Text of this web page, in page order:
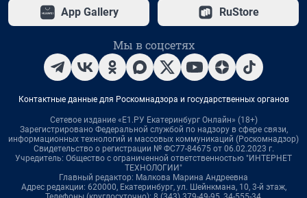
App Gallery RuStore
Мы в соцсетях
Контактные данные для Роскомнадзора и государственных органов
Сетевое издание «Е1.РУ Екатеринбург Онлайн» (18+)
Зарегистрировано Федеральной службой по надзору в сфере связи,
информационных технологий и массовых коммуникаций (Роскомнадзор)
Свидетельство о регистрации № ФС77-84675 от 06.02.2023 г.
Учредитель: Общество с ограниченной ответственностью "ИНТЕРНЕТ
ТЕХНОЛОГИИ"
Главный редактор: Малкова Марина Андреевна
Адрес редакции: 620000, Екатеринбург, ул. Шейнкмана, 10, 3-й этаж,